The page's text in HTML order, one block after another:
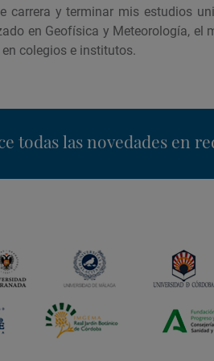
carrera y terminar mis estudios
en Geofísica y Meteorología, el
colegios e institutos.
todas las novedades en